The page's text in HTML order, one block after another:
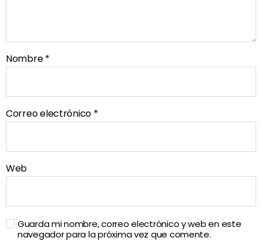
Nombre*
Correo electrónico *
Web
Guarda mi nombre, correo electrónico y web en este
navegador para la próxima vez que comente.